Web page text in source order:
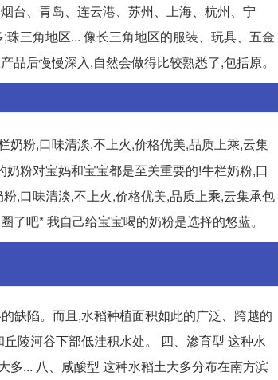
台、青岛、连云港、苏州、上海、杭州、宁
三角地区... 像长三角地区的服装、玩具、五金
后慢慢深入,自然会做得比较熟悉了,包括原。
奶粉,口味清淡,不上火,价格优美,品质上乘,云集
粉对宝妈和宝宝都是至关重要的!牛栏奶粉,口
,口味清淡,不上火,价格优美,品质上乘,云集承包
吧* 我自己给宝宝喝的奶粉是选择的悠蓝。
缺陷。而且,水稻种植面积如此的广泛、跨越的
陵河谷下部低洼积水处。 四、渗育型 这种水
多... 八、咸酸型 这种水稻土大多分布在南方滨